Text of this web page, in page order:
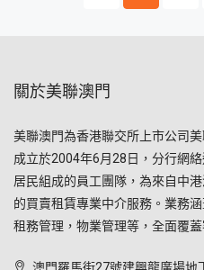
關於美聯澳門
美聯澳門為香港聯交所上市公司
成立於2004年6月28日，分行網
居民組成的員工團隊，為來自中
的買賣租賃專業中介服務。業務
租務管理，物業管理等，全面覆蓋
澳門羅馬街27號建興龍廣場地